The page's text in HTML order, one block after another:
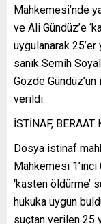
Mahkemesi’nde
ve Ali Gündüz’e
uygulanarak
sanık Semih
Gözde
verildi.
İSTİNAF,
Dosya istinaf
Mahkemesi 1’inci
‘kasten öldürme’
hukuka uygun
suçtan verilen 25